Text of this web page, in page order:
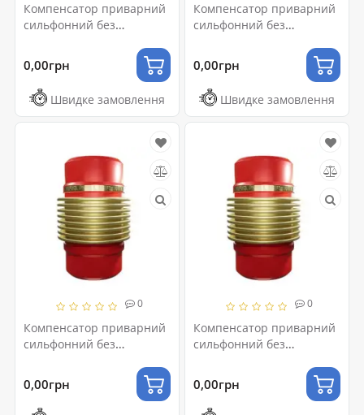
Компенсатор приварний
сильфонний без
Ду150 L30
0,00грн
Швидке замовлення
Компенсатор приварний
сильфонний без
Ду150 L60
0,00грн
Швидке замовлення
0
Компенсатор приварний
сильфонний без
L30
0,00грн
0
Компенсатор приварний
сильфонний без
Ду200 L30
0,00грн